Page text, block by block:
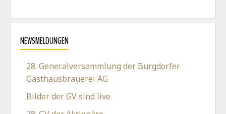
NEWSMELDUNGEN
28. Generalversammlung der Burgdorfer
Gasthausbrauerei AG
Bilder der GV sind live